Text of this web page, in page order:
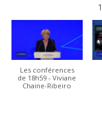
1
Les conférences
de 18h59 - Viviane
Chaine-Ribeiro